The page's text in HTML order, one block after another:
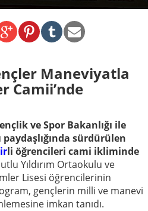
Maneviyatla
Camii’nde
ve Spor Bakanlığı ile
sürdürülen
li öğrencileri cami ikliminde
Yıldırım Ortaokulu ve
Lisesi öğrencilerinin
gençlerin milli ve manevi
imkan tanıdı.